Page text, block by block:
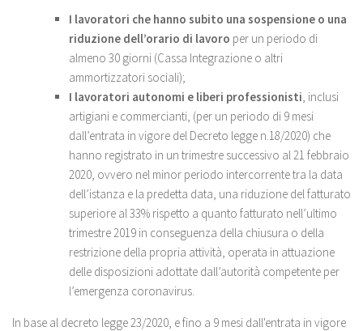
I lavoratori che hanno subito una sospensione o una
riduzione dell’orario di lavoro per un periodo di
almeno 30 giorni (Cassa Integrazione o altri
ammortizzatori sociali);
I lavoratori autonomi e liberi professionisti, inclusi
artigiani e commercianti, (per un periodo di 9 mesi
dall’entrata in vigore del Decreto legge n.18/2020) che
hanno registrato in un trimestre successivo al 21 febbraio
2020, ovvero nel minor periodo intercorrente tra la data
dell’istanza e la predetta data, una riduzione del fatturato
superiore al 33% rispetto a quanto fatturato nell’ultimo
trimestre 2019 in conseguenza della chiusura o della
restrizione della propria attività, operata in attuazione
delle disposizioni adottate dall’autorità competente per
l’emergenza coronavirus.
In base al decreto legge 23/2020, e fino a 9 mesi dall'entrata in vigore